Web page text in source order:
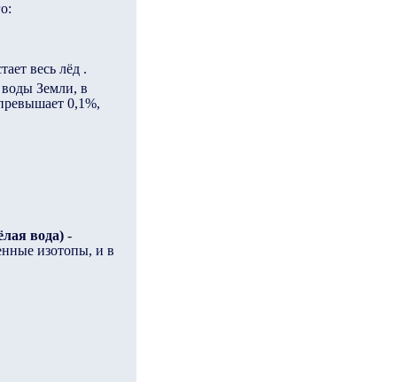
весь лёд .
воды Земли, в
0,1%,
вода)-
изотопы, и в